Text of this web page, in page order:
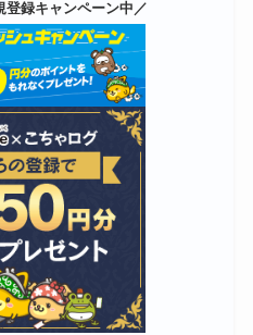
登録キャンペーン中／